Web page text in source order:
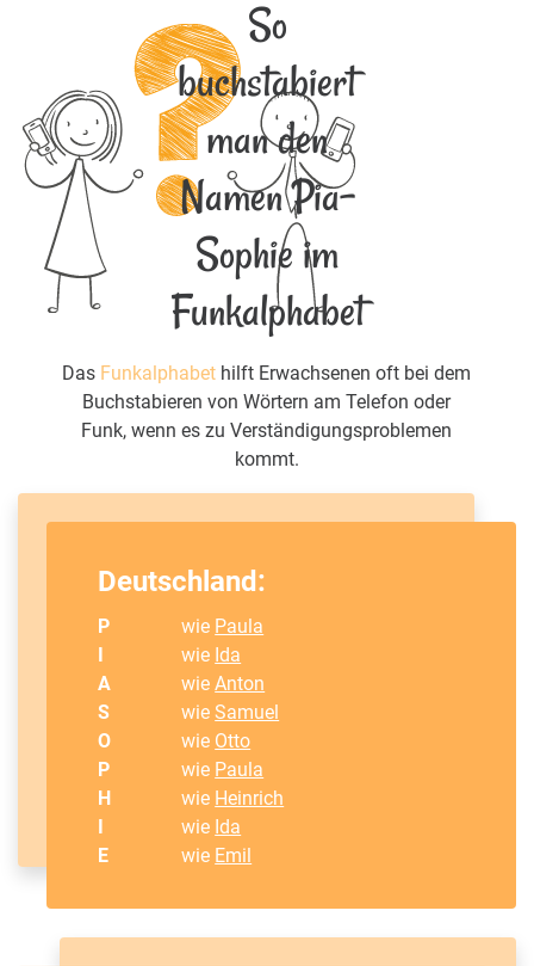
So
buchstabiert
man den
Namen Pia-
Sophie im
Funkalphabet
Das Funkalphabet hilft Erwachsenen oft bei dem
Buchstabieren von Wörtern am Telefon oder
Funk, wenn es zu Verständigungsproblemen
kommt.
Deutschland:
P wie Paula
I
wie Ida
A
wieAnton
S
wieSamuel
O
wie Otto
P
wie Paula
H
wie Heinrich
I
wie Ida
E
wie Emil